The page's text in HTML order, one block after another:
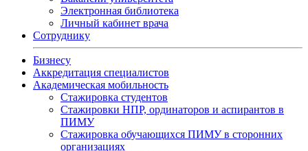
Электронная библиотека
Личный кабинет врача
Сотруднику
Бизнесу
Аккредитация специалистов
Академическая мобильность
Стажировка студентов
Стажировки НПР, ординаторов и аспирантов в
ПИМУ
Стажировка обучающихся ПИМУ в сторонних
организациях